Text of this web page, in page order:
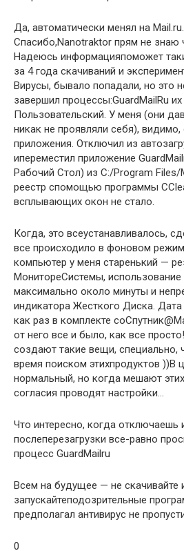
Да, автоматически менял на
Спасибо,Nanotraktor прям не знаю
Надеюсь информацияпоможет
за 4 года скачиваний и
Вирусы, бывало попадали, но это
завершил процессы:GuardMailRu
Пользовательский. У меня (они
никак не проявляли себя), видимо,
приложения. Отключил из
ипереместил приложение
Рабочий Стол) из С:/Program Files/
реестр спомощью программы
всплывающих окон не стало.
Когда, это всеустанавливалось,
все происходило в фоновом
компьютер у меня старенький —
МонитореСистемы,
максимально около минуты и
индикатора Жесткого Диска. Дата
как раз в комплекте
от него все и было, как все
создают такие вещи, специально,
время поиском этихпродуктов ))В
нормальный, но когда мешают
согласия проводят настройки…
Что интересно, когда отключаешь
послеперезагрузки все-равно
процесс GuardMailru
Всем на будущее — не скачивайте
запускайтеподозрительные
предполагал антивирус не
0